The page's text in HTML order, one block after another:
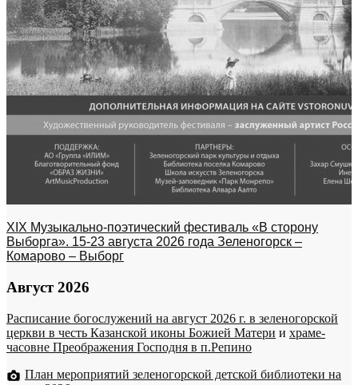
XIX Музыкально-поэтический фестиваль «В сторону
Выборга». 15-23 августа 2026 года Зеленогорск –
Комарово – Выборг
Август 2026
Расписание богослужений на август 2026 г. в зеленогорской
церкви в честь Казанской иконы Божией Матери и храме-
часовне Преображения Господня в п.Репино
План мероприятий зеленогорской детской библиотеки на